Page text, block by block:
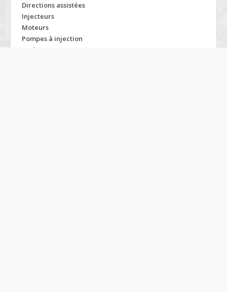
Directions assistées
Injecteurs
Moteurs
Pompes à injection
Turbos